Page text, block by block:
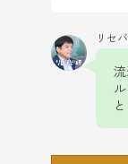
リセ